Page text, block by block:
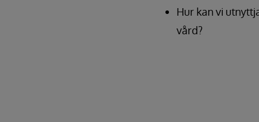
Hur kan vi
vård?